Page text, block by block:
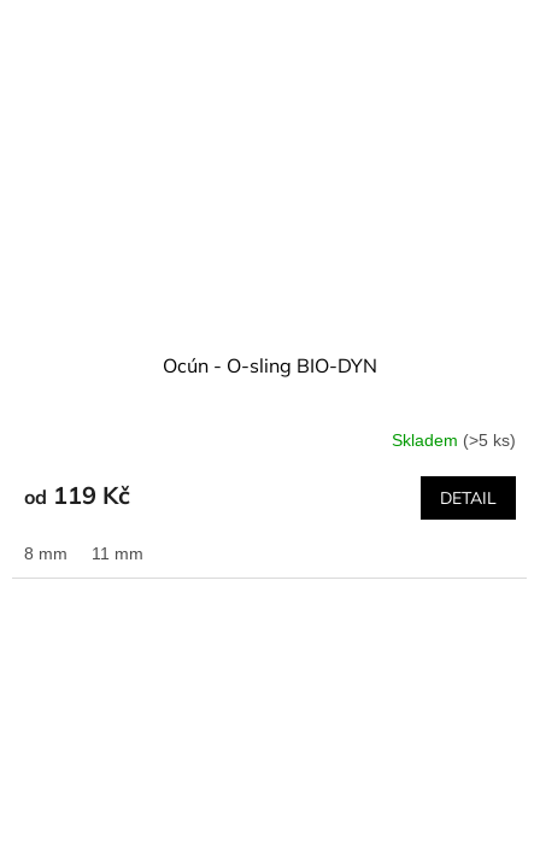
Ocún - O-sling BIO-DYN
Skladem (>5 ks)
od 119 Kč DETAIL
8 mm 11 mm